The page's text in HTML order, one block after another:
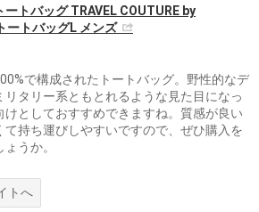
ートバッグ TRAVEL COUTURE by
ートバッグL メンズ
で構成されたトートバッグ。野性的なデ
タリー系ともとれるような見た目になっ
けとしておすすめできますね。質感が良い
て持ち運びしやすいですので、ぜひ購入を
うか。
トへ